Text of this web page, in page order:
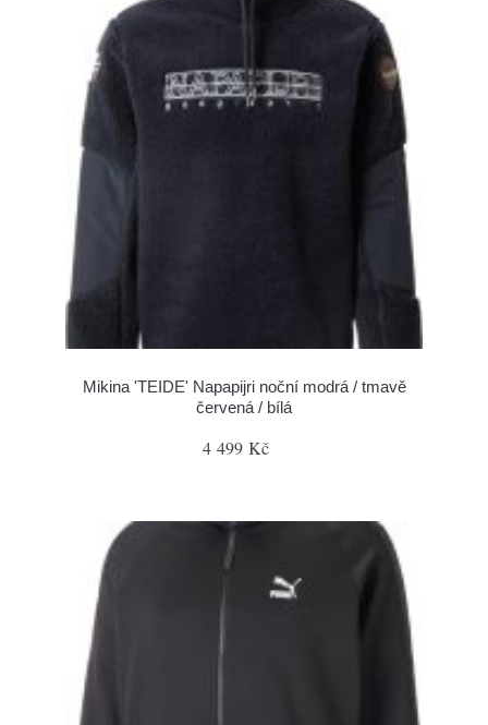
Mikina 'TEIDE' Napapijri noční modrá / tmavě
červená / bílá
4 499 Kč